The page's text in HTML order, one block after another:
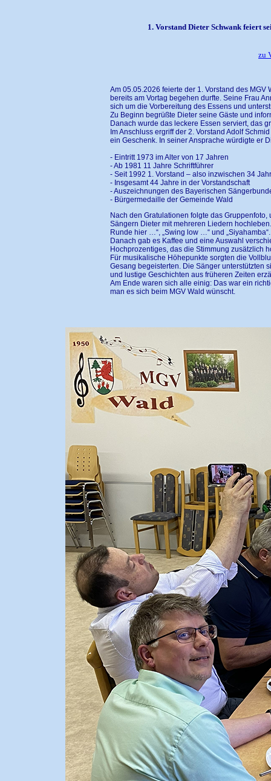
1. Vorstand Dieter Schwank feiert
zu
Am 05.05.2026 feierte der 1. Vorstand des
bereits am Vortag begehen durfte. Seine Frau
sich um die Vorbereitung des Essens und
Zu Beginn begrüßte Dieter seine Gäste und
Danach wurde das leckere Essen serviert, das
Im Anschluss ergriff der 2. Vorstand Adolf
ein Geschenk. In seiner Ansprache würdigte er
- Eintritt 1973 im Alter von 17 Jahren
- Ab 1981 11 Jahre Schriftführer
- Seit 1992 1. Vorstand – also inzwischen 34
- Insgesamt 44 Jahre in der Vorstandschaft
- Auszeichnungen des Bayerischen
- Bürgermedaille der Gemeinde Wald
Nach den Gratulationen folgte das
Sängern Dieter mit mehreren Liedern
Runde hier …“, „Swing low …“ und „Siyahamba“.
Danach gab es Kaffee und eine Auswahl
Hochprozentiges, das die Stimmung zusätzlich
Für musikalische Höhepunkte sorgten die
Gesang begeisterten. Die Sänger unterstützten
und lustige Geschichten aus früheren Zeiten
Am Ende waren sich alle einig: Das war ein
man es sich beim MGV Wald wünscht.